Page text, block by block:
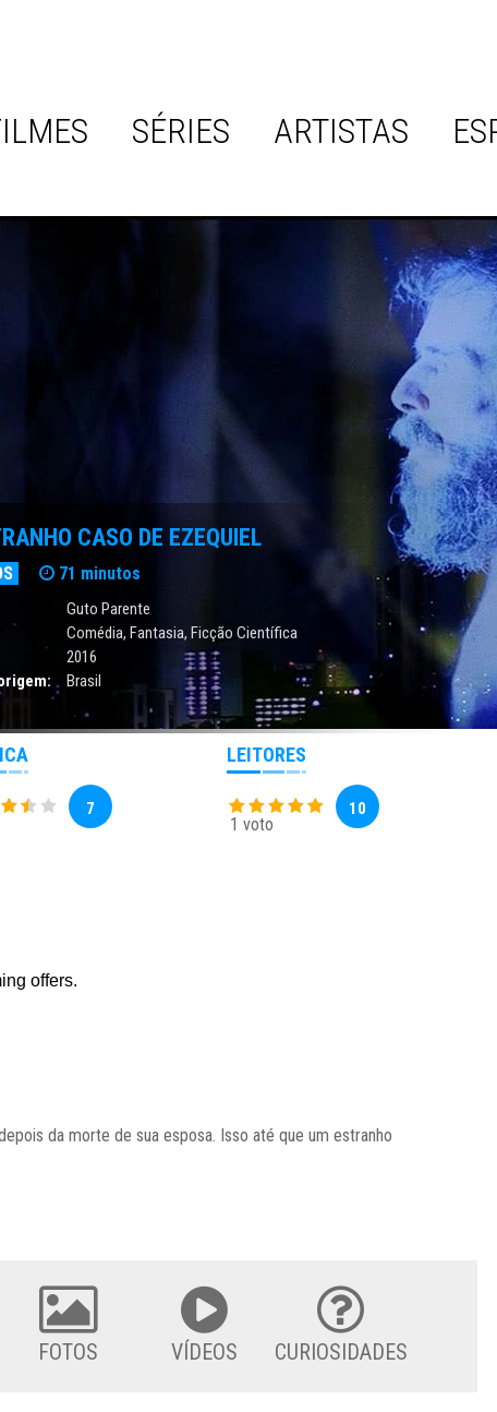
SÉRIES ARTISTAS
CASO DE EZEQUIEL
71 minutos
Guto Parente
Comédia,Fantasia,Ficção Científica
2016
Brasil
7
LEITORES
1 voto
10
da morte de sua esposa. Isso até que um estranho
FOTOS VÍDEOS CURIOSIDADES